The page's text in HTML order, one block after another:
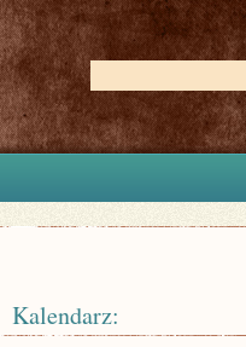
Kalendarz: